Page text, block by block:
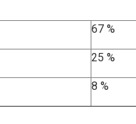
67 %
25 %
8 %